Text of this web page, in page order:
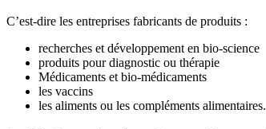
C’est-dire les entreprises fabricants de produits :
recherches et développement en bio-science
produits pour diagnostic ou thérapie
Médicaments et bio-médicaments
les vaccins
les aliments ou les compléments alimentaires.